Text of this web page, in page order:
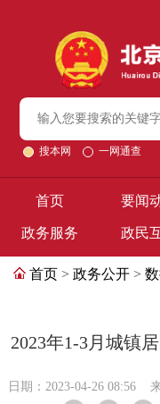
搜本网 一网通查
首页 要闻
政务服务 政民
首页 > 政务公开 >
2023年1-3月城镇
日期：2023-04-26 08:56